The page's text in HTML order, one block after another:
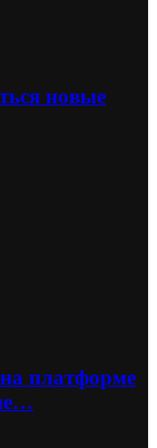
новые
платформе